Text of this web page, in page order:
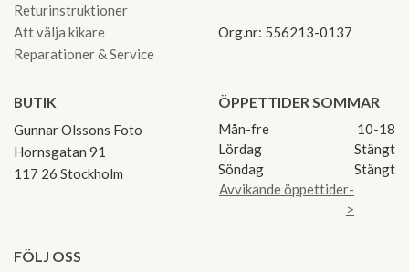
Returinstruktioner
Att välja kikare
Reparationer & Service
Org.nr: 556213-0137
BUTIK
Gunnar Olssons Foto
Hornsgatan 91
117 26 Stockholm
ÖPPETTIDER SOMMAR
Mån-fre
10-18
Lördag
Stängt
Söndag
Stängt
Avvikande öppettider-
>
FÖLJ OSS